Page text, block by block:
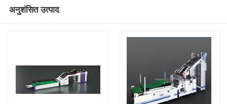
अनुशंसित उत्पाद